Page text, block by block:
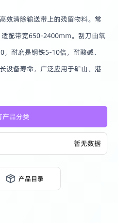
效清除输送带上的残留物料。常
配带宽650-2400mm。刮刀由氧
耐磨是钢铁5-10倍，耐酸碱、
设备寿命，广泛应用于矿山、港
产品分类
暂无数据
产品目录